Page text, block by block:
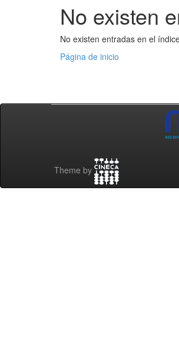
No existen
No existen entradas en el
Página de inicio
Theme by